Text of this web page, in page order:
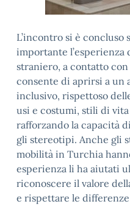
L’incontro si è concluso
importante l’esperienza
straniero, a contatto
consente di aprirsi a un
inclusivo, rispettoso
usi e costumi, stili di
rafforzando la capacità
gli stereotipi. Anche gli
mobilità in Turchia
esperienza li ha aiutati
riconoscere il valore
e rispettare le